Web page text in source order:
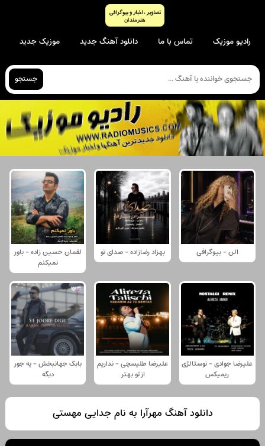
رادیو موزیک تماس با ما دانلود آهنگ جدید موزیک جدید
جستجو
الن - بیوگرافی بهزاد رضازاده - صدای تو
لقمان حسین زاده - باور
نمیکنم
علیرضا جوادی - نوستالژی
ریمیکس
علیرضا طلیسچی - نداریم
از تو بهتر
بابک جهانبخش - یه جور
دیگه
دانلود آهنگ مهرآرا به نام جدایی مهستی